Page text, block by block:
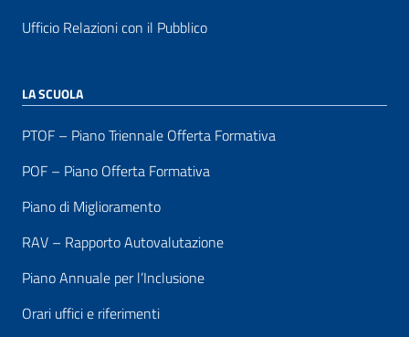
Ufficio Relazioni con il Pubblico
LA SCUOLA
PTOF – Piano Triennale Offerta Formativa
POF – Piano Offerta Formativa
Piano di Miglioramento
RAV – Rapporto Autovalutazione
Piano Annuale per l’Inclusione
Orari uffici e riferimenti